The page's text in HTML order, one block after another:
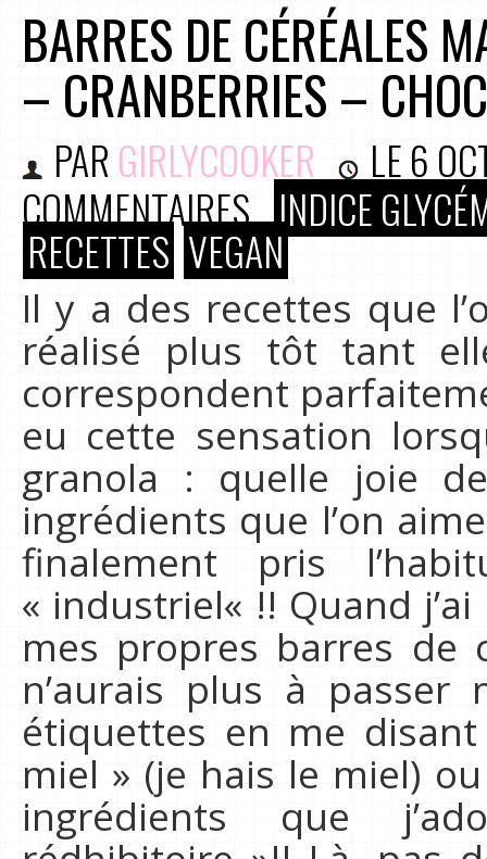
BARRES DE CÉRÉALES
– CRANBERRIES –
PAR GIRLYCOOKER LE6
COMMENTAIRES INDICE
RECETTES VEGAN
Il y a des recettes que
réalisé plus tôt tant
correspondent
eu cette sensation
granola : quelle joie
ingrédients que l’on
finalement pris
« industriel« !! Quand
mes propres barres de
n’aurais plus à
étiquettes en me
miel » (je hais le miel)
ingrédients que